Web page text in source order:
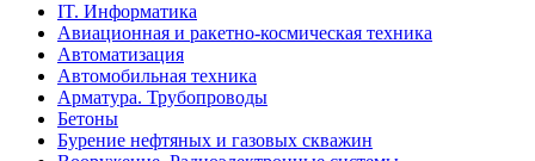
IT. Информатика
Авиационная и ракетно-космическая техника
Автоматизация
Автомобильная техника
Арматура. Трубопроводы
Бетоны
Бурение нефтяных и газовых скважин